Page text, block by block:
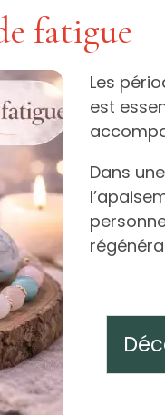
fatigue
Les
est
Dans